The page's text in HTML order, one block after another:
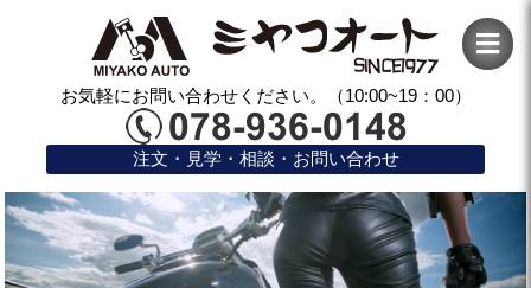
お気軽にお問い合わせください。（10:00~19：00）
注文・見学・相談・お問い合わせ